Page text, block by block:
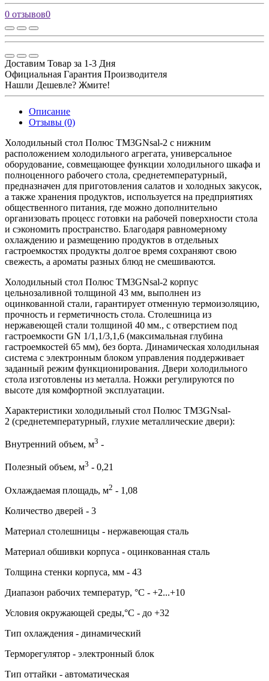
0 отзывов0
Доставим Товар за 1-3 Дня
Официальная Гарантия Производителя
Нашли Дешевле? Жмите!
Описание
Отзывы (0)
Холодильный стол Полюс TM3GNsal-2 с нижним
расположением холодильного агрегата, универсальное
оборудование, совмещающее функции холодильного шкафа и
полноценного рабочего стола, среднетемпературный,
предназначен для приготовления салатов и холодных закусок,
а также хранения продуктов, используется на предприятиях
общественного питания, где можно дополнительно
организовать процесс готовки на рабочей поверхности стола
и сэкономить пространство. Благодаря равномерному
охлаждению и размещению продуктов в отдельных
гастроемкостях продукты долгое время сохраняют свою
свежесть, а ароматы разных блюд не смешиваются.
Холодильный стол Полюс TM3GNsal-2 корпус
цельнозаливной толщиной 43 мм, выполнен из
оцинкованной стали, гарантирует отменную термоизоляцию,
прочность и герметичность стола. Столешница из
нержавеющей стали толщиной 40 мм., с отверстием под
гастроемкости GN 1/1,1/3,1,6 (максимальная глубина
гастроемкостей 65 мм), без борта. Динамическая холодильная
система с электронным блоком управления поддерживает
заданный режим функционирования. Двери холодильного
стола изготовлены из металла. Ножки регулируются по
высоте для комфортной эксплуатации.
Характеристики холодильный стол Полюс TM3GNsal-
2 (среднетемпературный, глухие металлические двери):
Внутренний объем, м3 -
Полезный объем, м3 - 0,21
Охлаждаемая площадь, м2 - 1,08
Количество дверей - 3
Материал столешницы - нержавеющая сталь
Материал обшивки корпуса - оцинкованная сталь
Толщина стенки корпуса, мм - 43
Диапазон рабочих температур, °C - +2...+10
Условия окружающей среды,°C - до +32
Тип охлаждения - динамический
Терморегулятор - электронный блок
Тип оттайки - автоматическая